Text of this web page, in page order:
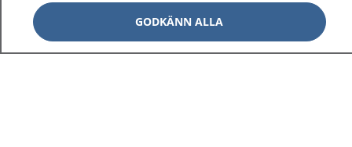
GODKÄNN ALLA